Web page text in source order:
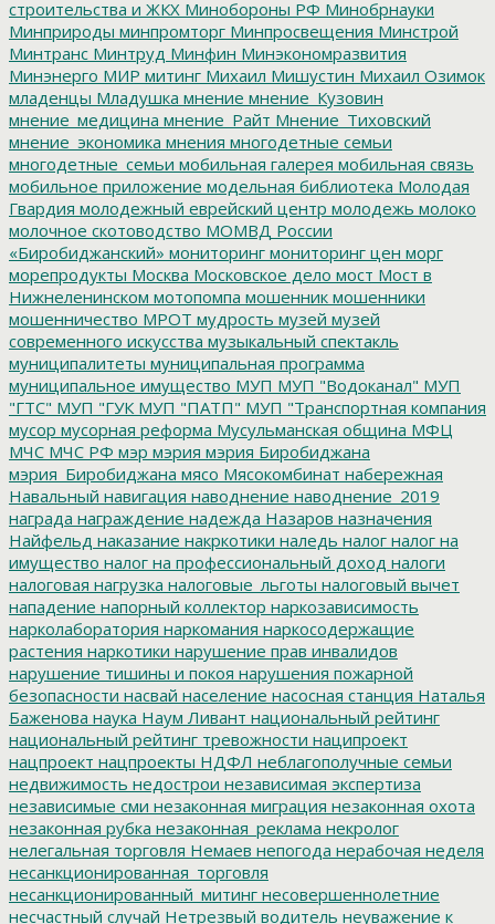
строительства и ЖКХ Минобороны РФ Минобрнауки
Минприроды минпромторг Минпросвещения Минстрой
Минтранс Минтруд Минфин Минэкономразвития
Минэнерго МИР митинг Михаил Мишустин Михаил Озимок
младенцы Младушка мнение мнение_Кузовин
мнение_медицина мнение_Райт Мнение_Тиховский
мнение_экономика мнения многодетные семьи
многодетные_семьи мобильная галерея мобильная связь
мобильное приложение модельная библиотека Молодая
Гвардия молодежный еврейский центр молодежь молоко
молочное скотоводство МОМВД России
«Биробиджанский» мониторинг мониторинг цен морг
морепродукты Москва Московское дело мост Мост в
Нижнеленинском мотопомпа мошенник мошенники
мошенничество МРОТ мудрость музей музей
современного искусства музыкальный спектакль
муниципалитеты муниципальная программа
муниципальное имущество МУП МУП "Водоканал" МУП
"ГТС" МУП "ГУК МУП "ПАТП" МУП "Транспортная компания
мусор мусорная реформа Мусульманская община МФЦ
МЧС МЧС РФ мэр мэрия мэрия Биробиджана
мэрия_Биробиджана мясо Мясокомбинат набережная
Навальный навигация наводнение наводнение_2019
награда награждение надежда Назаров назначения
Найфельд наказание накркотики наледь налог налог на
имущество налог на профессиональный доход налоги
налоговая нагрузка налоговые_льготы налоговый вычет
нападение напорный коллектор наркозависимость
нарколаборатория наркомания наркосодержащие
растения наркотики нарушение прав инвалидов
нарушение тишины и покоя нарушения пожарной
безопасности насвай население насосная станция Наталья
Баженова наука Наум Ливант национальный рейтинг
национальный рейтинг тревожности наципроект
нацпроект нацпроекты НДФЛ неблагополучные семьи
недвижимость недострои независимая экспертиза
независимые сми незаконная миграция незаконная охота
незаконная рубка незаконная_реклама некролог
нелегальная торговля Немаев непогода нерабочая неделя
несанкционированная_торговля
несанкционированный_митинг несовершеннолетние
несчастный случай Нетрезвый водитель неуважение к